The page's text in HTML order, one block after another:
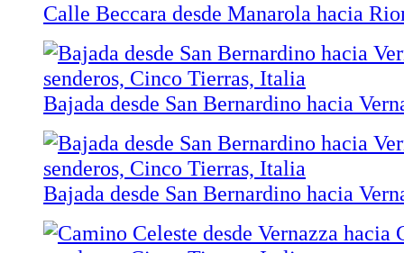
Calle Beccara desde Manarola hacia
Bajada desde San Bernardino hacia
Bajada desde San Bernardino hacia